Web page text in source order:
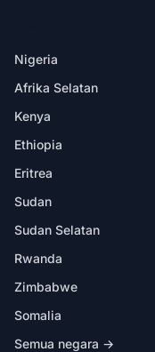
Nigeria
Afrika Selatan
Kenya
Ethiopia
Eritrea
Sudan
Sudan Selatan
Rwanda
Zimbabwe
Somalia
Semua negara →